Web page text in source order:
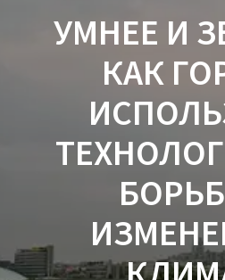
УМНЕЕ И
КАК